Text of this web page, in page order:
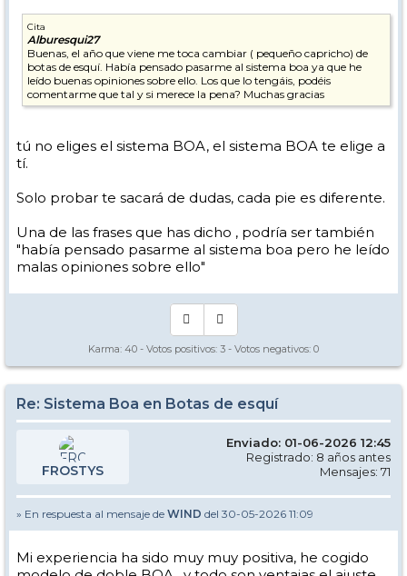
Cita
Alburesqui27
Buenas, el año que viene me toca cambiar ( pequeño capricho) de
botas de esquí. Había pensado pasarme al sistema boa ya que he
leído buenas opiniones sobre ello. Los que lo tengáis, podéis
comentarme que tal y si merece la pena? Muchas gracias
tú no eliges el sistema BOA, el sistema BOA te elige a
tí.
Solo probar te sacará de dudas, cada pie es diferente.
Una de las frases que has dicho , podría ser también
"había pensado pasarme al sistema boa pero he leído
malas opiniones sobre ello"
Karma: 40 - Votos positivos: 3 - Votos negativos: 0
Re: Sistema Boa en Botas de esquí
FROSTYS
Enviado: 01-06-2026 12:45
Registrado: 8 años antes
Mensajes: 71
» En respuesta al mensaje de WIND del 30-05-2026 11:09
Mi experiencia ha sido muy muy positiva, he cogido